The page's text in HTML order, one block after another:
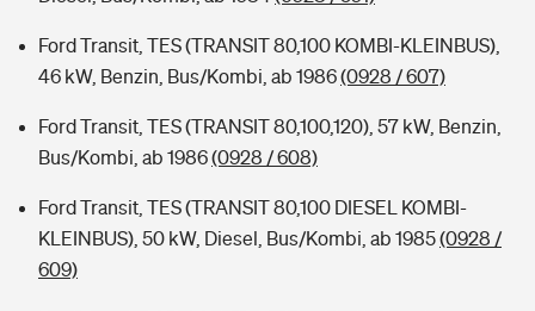
Ford Transit, TES (TRANSIT 80,100 KOMBI-KLEINBUS),
46 kW, Benzin, Bus/Kombi, ab 1986(0928 / 607)
Ford Transit, TES (TRANSIT 80,100,120), 57 kW, Benzin,
Bus/Kombi, ab 1986(0928 / 608)
Ford Transit, TES (TRANSIT 80,100 DIESEL KOMBI-
KLEINBUS), 50 kW, Diesel, Bus/Kombi, ab 1985(0928 /
609)